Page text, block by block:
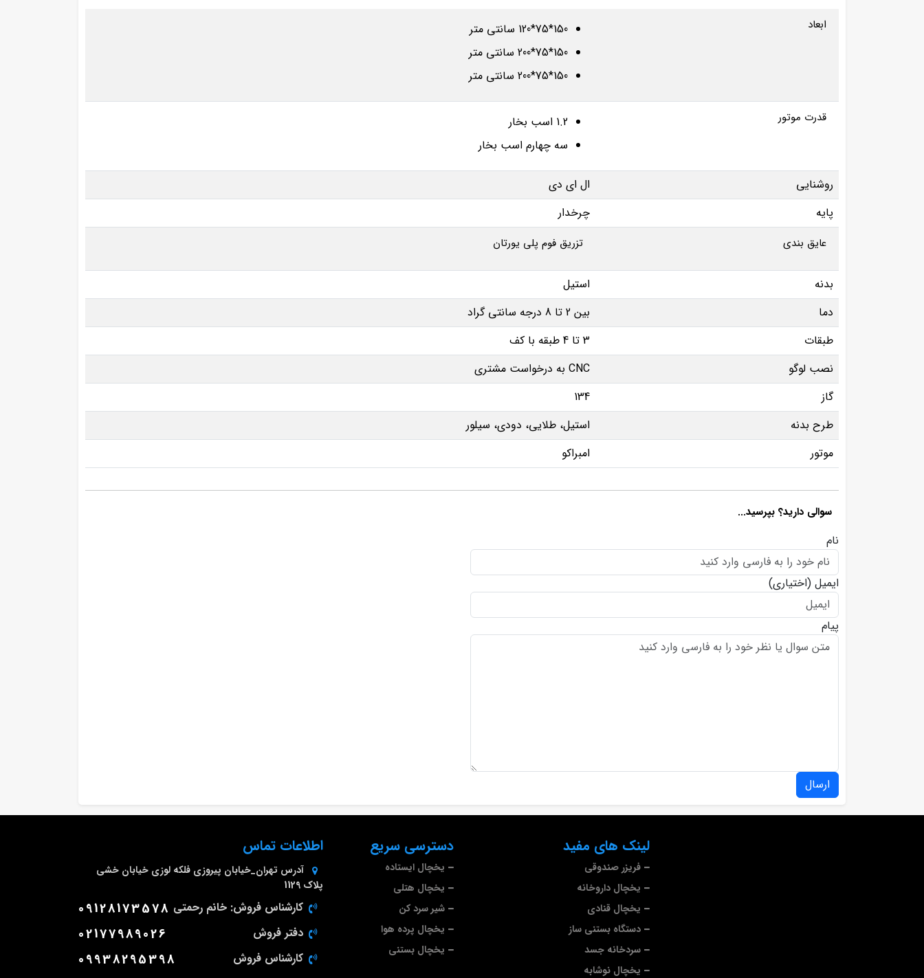
ابعاد
150*75*120 سانتی متر
150*75*200 سانتی متر
150*75*200 سانتی متر
قدرت موتور
1.2 اسب بخار
سه چهارم اسب بخار
روشنایی
ال ای دی
پایه
چرخدار
عایق بندی تزریق فوم پلی یورتان
بدنه
استیل
دما
بین 2 تا 8 درجه سانتی گراد
طبقات
3 تا 4 طبقه با کف
نصب لوگو
CNC به درخواست مشتری
گاز
134
طرح بدنه
استیل، طلایی، دودی، سیلور
موتور
امبراکو
سوالی دارید؟ بپرسید...
نام
ایمیل (اختیاری)
پیام
ارسال
لینک های مفید
فریزر صندوقی
یخچال داروخانه
یخچال قنادی
دستگاه بستنی ساز
سردخانه جسد
یخچال نوشابه
دسترسی سریع
یخچال ایستاده
یخچال هتلی
شیر سرد کن
یخچال پرده هوا
یخچال بستنی
اطلاعات تماس
آدرس تهران_خیابان پیروزی فلکه لوزی خیابان خشی
پلاک 1129
کارشناس فروش: خانم رحمتی 09128173578
دفتر فروش 02177989026
کارشناس فروش 09938295398